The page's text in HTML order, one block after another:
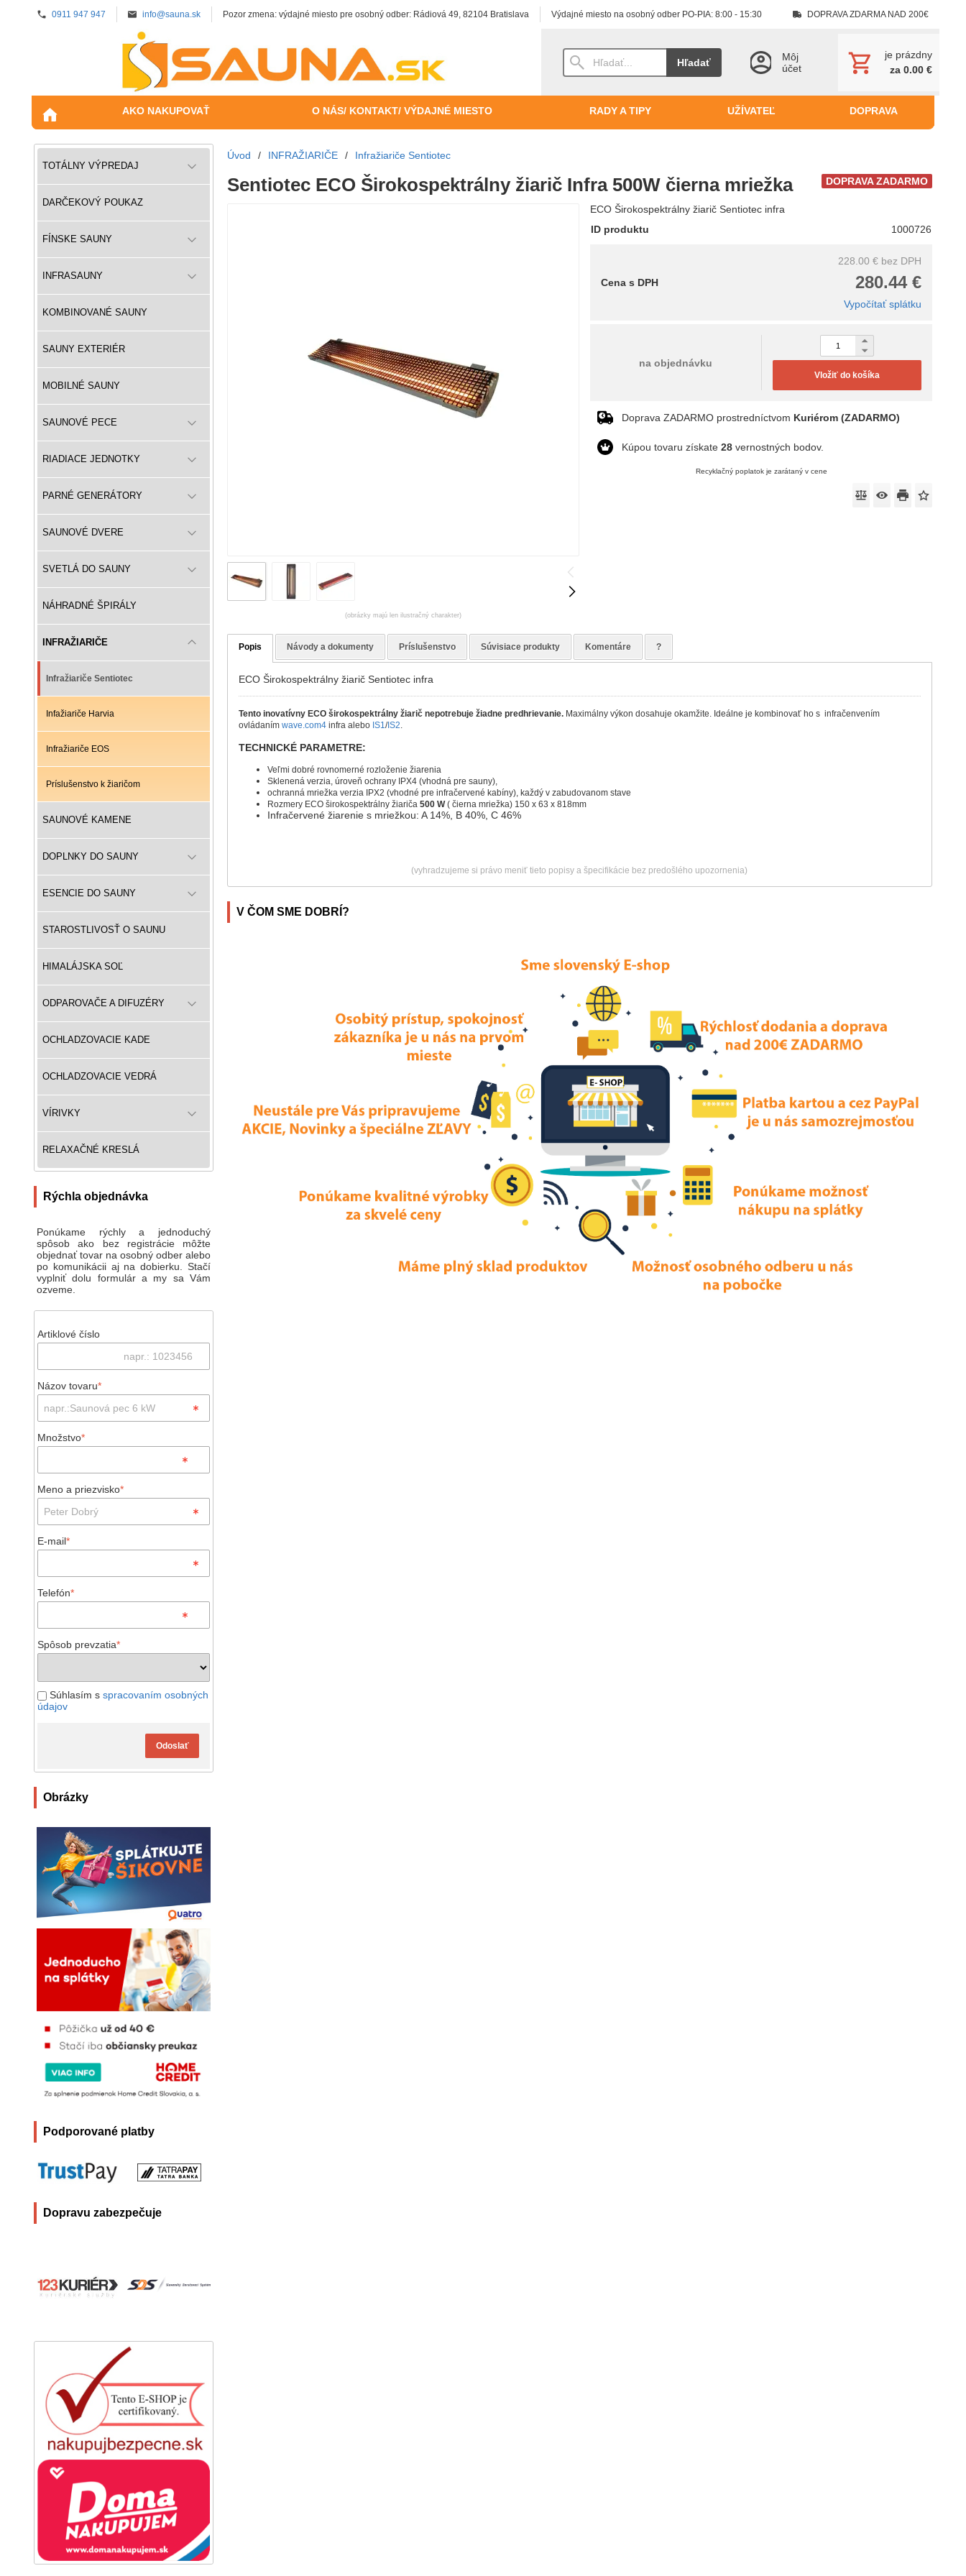
0911 947 947 info@sauna.sk Pozor zmena: výdajné miesto pre osobný odber: Rádiová 49, 82104 Bratislava Výdajné miesto na osobný odber PO-PIA: 8:00 - 15:30 DOPRAVA ZDARMA NAD 200€
Hľadať
Môj
účet
je prázdny
za 0.00 €
AKO NAKUPOVAŤ O NÁS/ KONTAKT/ VÝDAJNÉ MIESTO RADY A TIPY UŽÍVATEĽ DOPRAVA
TOTÁLNY VÝPREDAJ
DARČEKOVÝ POUKAZ
FÍNSKE SAUNY
INFRASAUNY
KOMBINOVANÉ SAUNY
SAUNY EXTERIÉR
MOBILNÉ SAUNY
SAUNOVÉ PECE
RIADIACE JEDNOTKY
PARNÉ GENERÁTORY
SAUNOVÉ DVERE
SVETLÁ DO SAUNY
NÁHRADNÉ ŠPIRÁLY
INFRAŽIARIČE
Infražiariče Sentiotec
Infažiariče Harvia
Infražiariče EOS
Príslušenstvo k žiaričom
SAUNOVÉ KAMENE
DOPLNKY DO SAUNY
ESENCIE DO SAUNY
STAROSTLIVOSŤ O SAUNU
HIMALÁJSKA SOĽ
ODPAROVAČE A DIFUZÉRY
OCHLADZOVACIE KADE
OCHLADZOVACIE VEDRÁ
VÍRIVKY
RELAXAČNÉ KRESLÁ
Rýchla objednávka
Ponúkame rýchly a jednoduchý
spôsob ako bez registrácie môžte
objednať tovar na osobný odber alebo
po komunikácii aj na dobierku. Stačí
vyplniť dolu formulár a my sa Vám
ozveme.
Artiklové číslo
Názov tovaru*
Množstvo*
Meno a priezvisko*
E-mail*
Telefón*
Spôsob prevzatia*
Súhlasím s spracovaním osobných
údajov
Odoslať
Obrázky
Podporované platby
Dopravu zabezpečuje
Úvod / INFRAŽIARIČE / Infražiariče Sentiotec
DOPRAVA ZADARMO
Sentiotec ECO Širokospektrálny žiarič Infra 500W čierna mriežka
(obrázky majú len ilustračný charakter)
ECO Širokospektrálny žiarič Sentiotec infra
ID produktu
1000726
228.00 € bez DPH
280.44 €
Cena s DPH
Vypočítať splátku
na objednávku
Vložiť do košíka
Doprava ZADARMO prostredníctvom Kuriérom (ZADARMO)
Kúpou tovaru získate28 vernostných bodov.
Recyklačný poplatok je zarátaný v cene
Popis Návody a dokumenty Príslušenstvo Súvisiace produkty Komentáre ?
ECO Širokospektrálny žiarič Sentiotec infra
Tento inovatívny ECO širokospektrálny žiarič nepotrebuje žiadne predhrievanie. Maximálny výkon dosahuje okamžite. Ideálne je kombinovať ho s infračenvením
ovládaním wave.com4infra alebo IS1/IS2.
TECHNICKÉ PARAMETRE:
Veľmi dobré rovnomerné rozloženie žiarenia
Sklenená verzia, úroveň ochrany IPX4 (vhodná pre sauny),
ochranná mriežka verzia IPX2 (vhodné pre infračervené kabíny), každý v zabudovanom stave​
​Rozmery ECO širokospektrálny žiariča 500 W( čierna mriežka) 150 x 63 x 818mm
Infračervené žiarenie s mriežkou: A 14%, B 40%, C 46%
(vyhradzujeme si právo meniť tieto popisy a špecifikácie bez predošlého upozornenia)
V ČOM SME DOBRÍ?